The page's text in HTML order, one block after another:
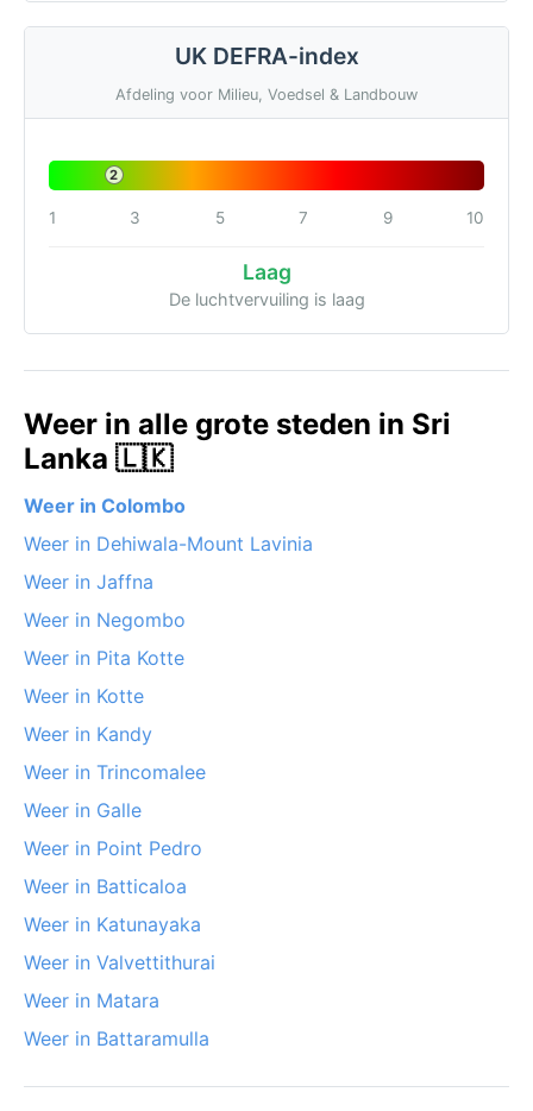
UK DEFRA-index
Afdeling voor Milieu, Voedsel & Landbouw
2
1 3 5 7 9 10
Laag
De luchtvervuiling is laag
Weer in alle grote steden in Sri
Lanka 🇱🇰
Weer in Colombo
Weer in Dehiwala-Mount Lavinia
Weer in Jaffna
Weer in Negombo
Weer in Pita Kotte
Weer in Kotte
Weer in Kandy
Weer in Trincomalee
Weer in Galle
Weer in Point Pedro
Weer in Batticaloa
Weer in Katunayaka
Weer in Valvettithurai
Weer in Matara
Weer in Battaramulla